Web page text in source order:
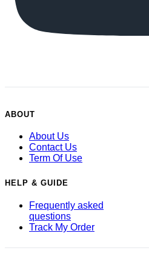
ABOUT
About Us
Contact Us
Term Of Use
HELP & GUIDE
Frequently asked
questions
Track My Order